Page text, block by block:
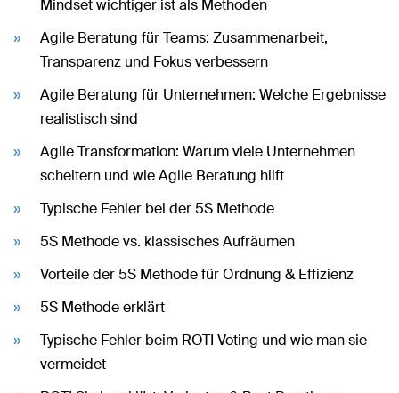
Mindset wichtiger ist als Methoden
Agile Beratung für Teams: Zusammenarbeit,
Transparenz und Fokus verbessern
Agile Beratung für Unternehmen: Welche Ergebnisse
realistisch sind
Agile Transformation: Warum viele Unternehmen
scheitern und wie Agile Beratung hilft
Typische Fehler bei der 5S Methode
5S Methode vs. klassisches Aufräumen
Vorteile der 5S Methode für Ordnung & Effizienz
5S Methode erklärt
Typische Fehler beim ROTI Voting und wie man sie
vermeidet